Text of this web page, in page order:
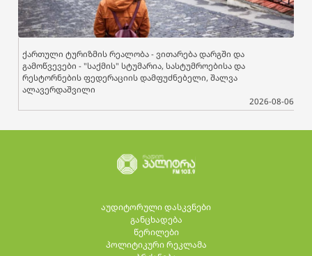
ქართული ტურიზმის რეალობა - ვითარება დარგში და
გამოწვევები - "საქმის" სტუმარია, სასტუმროებისა და
რესტორნების ფედერაციის დამფუძნებელი, შალვა
ალავერდაშვილი
2026-08-06
აუდიტორული დასკვნები
განცხადება
წერილები
პოლიტიკური რეკლამა